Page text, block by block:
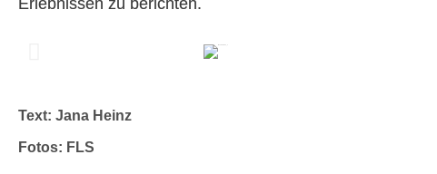
Erlebnissen zu berichten.
Text: Jana Heinz
Fotos: FLS